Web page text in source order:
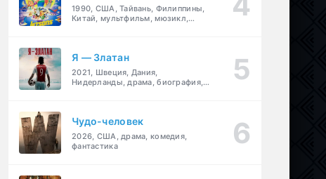
1990, США, Тайвань, Филиппины,
Китай, мультфильм, мюзикл,
Я — Златан
2021, Швеция, Дания,
Нидерланды, драма, биография,
Чудо-человек
2026, США, драма, комедия,
фантастика